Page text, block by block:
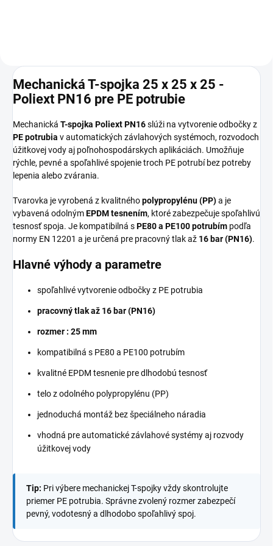
Mechanická T-spojka 25 x 25 x 25 -
Poliext PN16 pre PE potrubie
Mechanická T-spojka Poliext PN16slúži na vytvorenie odbočky z
PE potrubia v automatických závlahových systémoch, rozvodoch
úžitkovej vody aj poľnohospodárskych aplikáciách. Umožňuje
rýchle, pevné a spoľahlivé spojenie troch PE potrubí bez potreby
lepenia alebo zvárania.
Tvarovka je vyrobená z kvalitnéhopolypropylénu (PP)a je
vybavená odolnýmEPDM tesnením, ktoré zabezpečuje spoľahlivú
tesnosť spoja. Je kompatibilná sPE80 a PE100 potrubím podľa
normy EN 12201 a je určená pre pracovný tlak až 16 bar (PN16).
Hlavné výhody a parametre
spoľahlivé vytvorenie odbočky z PE potrubia
pracovný tlak až 16 bar (PN16)
rozmer : 25 mm
kompatibilná s PE80 a PE100 potrubím
kvalitné EPDM tesnenie pre dlhodobú tesnosť
telo z odolného polypropylénu (PP)
jednoduchá montáž bez špeciálneho náradia
vhodná pre automatické závlahové systémy aj rozvody
úžitkovej vody
Tip: Pri výbere mechanickej T-spojky vždy skontrolujte
priemer PE potrubia. Správne zvolený rozmer zabezpečí
pevný, vodotesný a dlhodobo spoľahlivý spoj.